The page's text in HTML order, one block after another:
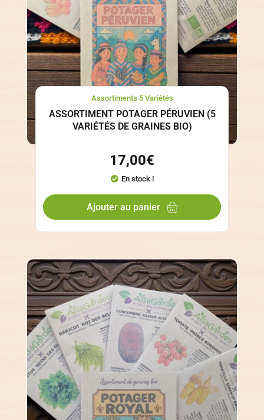
Assortiments 5 Variétés
ASSORTIMENT POTAGER PÉRUVIEN (5
VARIÉTÉS DE GRAINES BIO)
17,00€
En stock !
Ajouter au panier